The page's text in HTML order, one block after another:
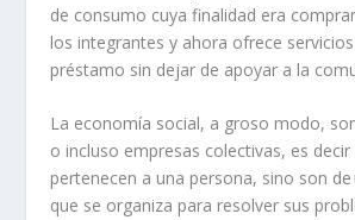
de consumo cuya finalidad era
los integrantes y ahora ofrece
préstamo sin dejar de apoyar a la
La economía social, a groso modo,
o incluso empresas colectivas, es decir
pertenecen a una persona, sino son
que se organiza para resolver sus